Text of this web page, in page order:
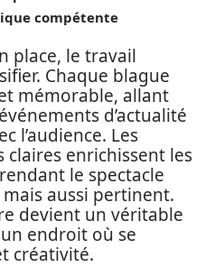
compétente
place, le travail
Chaque blague
mémorable, allant
d’actualité
l’audience. Les
enrichissent les
le spectacle
aussi pertinent.
devient un véritable
endroit où se
créativité.